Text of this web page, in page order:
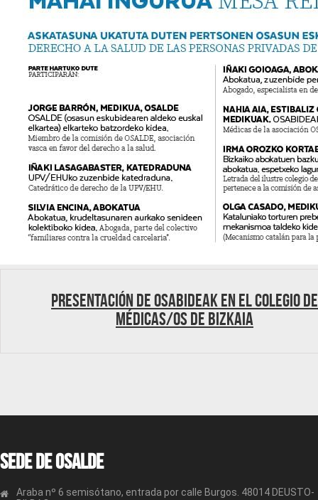
Presentación de OSABIDEAK en el Colegio de
médicas/os de Bizkaia
Sede de OSALDE
Araba nº 6 semisótano, entrada por calle Burgos. 48014 DEUSTO-